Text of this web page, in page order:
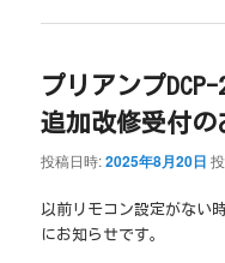
プリアンプ
追加改修受付の
投稿日時:2025年8月20日
以前リモコン設定がない
にお知らせです。